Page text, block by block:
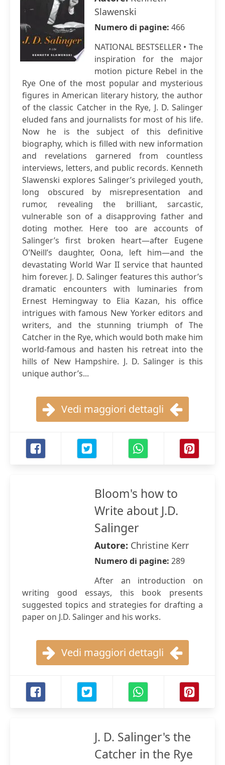
Slawenski
Numero di pagine: 466
NATIONAL BESTSELLER • The
inspiration for the major
motion picture Rebel in the
Rye One of the most popular and mysterious
figures in American literary history, the author
of the classic Catcher in the Rye, J. D. Salinger
eluded fans and journalists for most of his life.
Now he is the subject of this definitive
biography, which is filled with new information
and revelations garnered from countless
interviews, letters, and public records. Kenneth
Slawenski explores Salinger’s privileged youth,
long obscured by misrepresentation and
rumor, revealing the brilliant, sarcastic,
vulnerable son of a disapproving father and
doting mother. Here too are accounts of
Salinger’s first broken heart—after Eugene
O’Neill’s daughter, Oona, left him—and the
devastating World War II service that haunted
him forever. J. D. Salinger features this author’s
dramatic encounters with luminaries from
Ernest Hemingway to Elia Kazan, his office
intrigues with famous New Yorker editors and
writers, and the stunning triumph of The
Catcher in the Rye, which would both make him
world-famous and hasten his retreat into the
hills of New Hampshire. J. D. Salinger is this
unique author’s...
Vedi maggiori dettagli
Bloom's how to
Write about J.D.
Salinger
Autore: Christine Kerr
Numero di pagine: 289
After an introduction on
writing good essays, this book presents
suggested topics and strategies for drafting a
paper on J.D. Salinger and his works.
Vedi maggiori dettagli
J. D. Salinger's the
Catcher in the Rye